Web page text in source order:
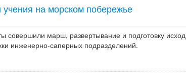
на морском побережье
совершили марш, развертывание и подготовку
инженерно-саперных подразделений.